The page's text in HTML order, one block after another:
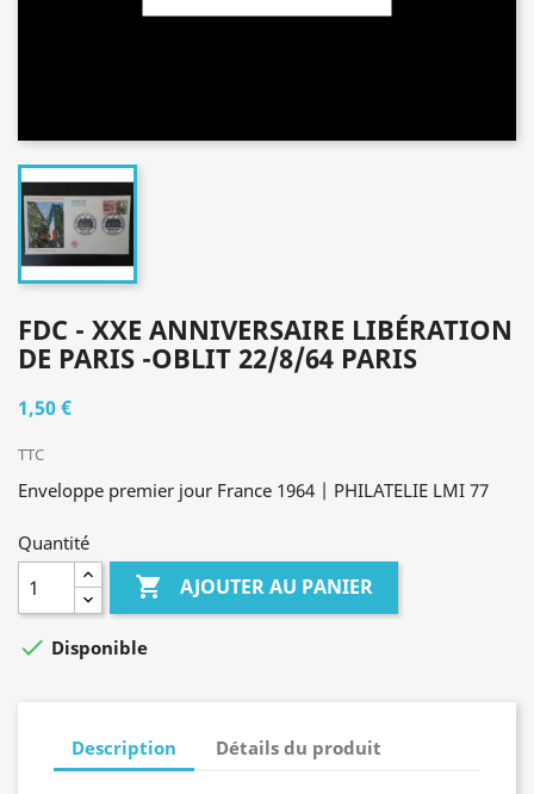
FDC - XXE ANNIVERSAIRE LIBÉRATION
DE PARIS -OBLIT 22/8/64 PARIS
1,50 €
TTC
Enveloppe premier jour France 1964 | PHILATELIE LMI 77
Quantité
 AJOUTER AU PANIER
 Disponible
Description Détails du produit